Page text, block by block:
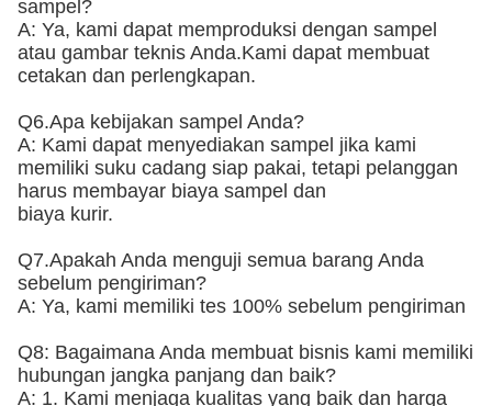
sampel?
A: Ya, kami dapat memproduksi dengan sampel
atau gambar teknis Anda.Kami dapat membuat
cetakan dan perlengkapan.
Q6.Apa kebijakan sampel Anda?
A: Kami dapat menyediakan sampel jika kami
memiliki suku cadang siap pakai, tetapi pelanggan
harus membayar biaya sampel dan
biaya kurir.
Q7.Apakah Anda menguji semua barang Anda
sebelum pengiriman?
A: Ya, kami memiliki tes 100% sebelum pengiriman
Q8: Bagaimana Anda membuat bisnis kami memiliki
hubungan jangka panjang dan baik?
A: 1. Kami menjaga kualitas yang baik dan harga